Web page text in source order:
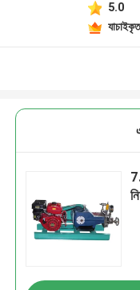
5.0